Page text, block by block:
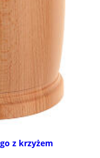
z krzyżem